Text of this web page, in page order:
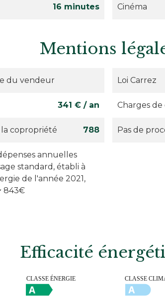
16 minutes Cinéma
Mentions
du vendeur Loi Carrez
341 € / an Charges
copropriété 788 Pas de
annuelles
standard, établi à
de l'année 2021,
843€
Efficacité